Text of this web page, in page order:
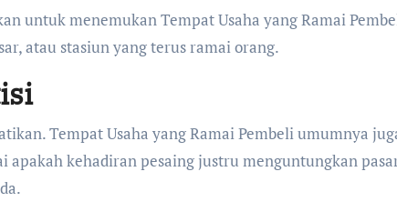
untuk menemukan Tempat Usaha yang Ramai
atau stasiun yang terus ramai orang.
Tempat Usaha yang Ramai Pembeli umumnya
apakah kehadiran pesaing justru menguntungkan